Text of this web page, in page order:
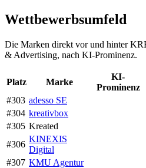
Wettbewerbsumfeld
Die Marken direkt vor und hinter
& Advertising, nach KI-Prominenz.
Platz Marke
KI-
Prominenz
#303 adesso SE
#304 kreativbox
#305 Kreated
#306
KINEXIS
Digital
#307 KMU Agentur